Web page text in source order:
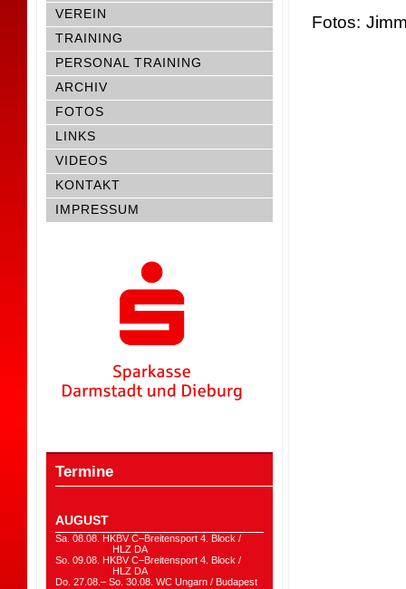
VEREIN
TRAINING
PERSONAL TRAINING
ARCHIV
FOTOS
LINKS
VIDEOS
KONTAKT
IMPRESSUM
Termine
AUGUST
Sa. 08.08. HKBV C–Breitensport 4. Block /
HLZ DA
So. 09.08. HKBV C–Breitensport 4. Block /
HLZ DA
Do. 27.08.– So. 30.08. WC Ungarn / Budapest
Fotos: